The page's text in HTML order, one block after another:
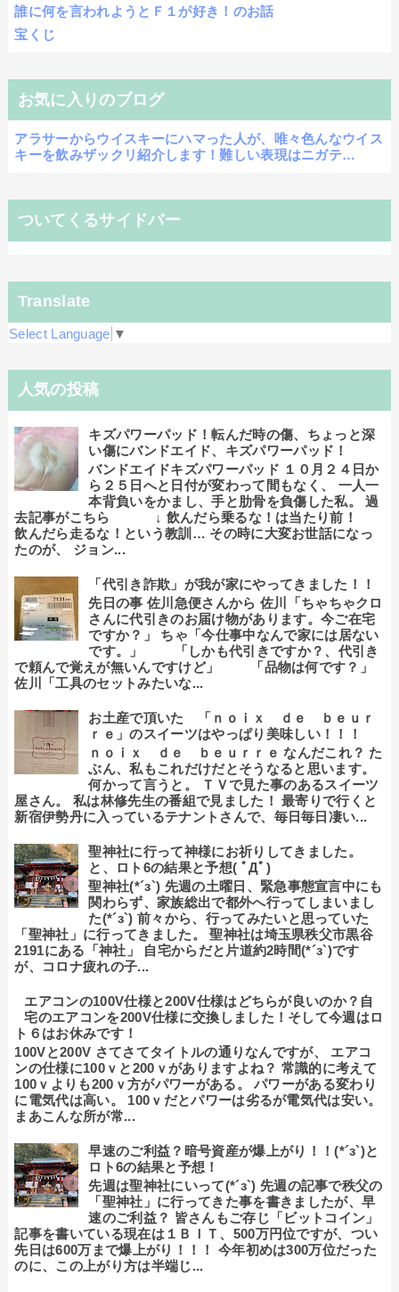
誰に何を言われようとＦ１が好き！のお話
宝くじ
お気に入りのブログ
アラサーからウイスキーにハマった人が、唯々色んなウイス
キーを飲みザックリ紹介します！難しい表現はニガテ…
ついてくるサイドバー
Translate
Select Language ▼
人気の投稿
キズパワーパッド！転んだ時の傷、ちょっと深
い傷にバンドエイド、キズパワーパッド！
バンドエイドキズパワーパッド １０月２４日か
ら２５日へと日付が変わって間もなく、 一人一
本背負いをかまし、手と肋骨を負傷した私。 過
去記事がこちら ↓ 飲んだら乗るな！は当たり前！
飲んだら走るな！という教訓… その時に大変お世話になっ
たのが、 ジョン...
「代引き詐欺」が我が家にやってきました！！
先日の事 佐川急便さんから 佐川「ちゃちゃクロ
さんに代引きのお届け物があります。今ご在宅
ですか？」 ちゃ「今仕事中なんで家には居ない
です。」 「しかも代引きですか？、代引き
で頼んで覚えが無いんですけど」 「品物は何です？」
佐川「工具のセットみたいな...
お土産で頂いた 「ｎｏｉｘ ｄｅ ｂｅｕｒ
ｒｅ」のスイーツはやっぱり美味しい！！！
ｎｏｉｘ ｄｅ ｂｅｕｒｒｅ なんだこれ？ た
ぶん、私もこれだけだとそうなると思います。
何かって言うと。 ＴＶで見た事のあるスイーツ
屋さん。 私は林修先生の番組で見ました！ 最寄りで行くと
新宿伊勢丹に入っているテナントさんで、毎日毎日凄い...
聖神社に行って神様にお祈りしてきました。
と、ロト6の結果と予想( ﾟДﾟ)
聖神社(*´з`) 先週の土曜日、緊急事態宣言中にも
関わらず、家族総出で都外へ行ってしまいまし
た(*´з`) 前々から、行ってみたいと思っていた
「聖神社」に行ってきました。 聖神社は埼玉県秩父市黒谷
2191にある「神社」 自宅からだと片道約2時間(*´з`)です
が、コロナ疲れの子...
エアコンの100V仕様と200V仕様はどちらが良いのか？自
宅のエアコンを200V仕様に交換しました！そして今週はロ
ト６はお休みです！
100Vと200V さてさてタイトルの通りなんですが、 エアコ
ンの仕様に100ｖと200ｖがありますよね？ 常識的に考えて
100ｖよりも200ｖ方がパワーがある。 パワーがある変わり
に電気代は高い。 100ｖだとパワーは劣るが電気代は安い。
まあこんな所が常...
早速のご利益？暗号資産が爆上がり！！(*´з`)と
ロト6の結果と予想！
先週は聖神社にいって(*´з`) 先週の記事で秩父の
「聖神社」に行ってきた事を書きましたが、早
速のご利益？ 皆さんもご存じ「ビットコイン」
記事を書いている現在は１ＢＩＴ、500万円位ですが、つい
先日は600万まで爆上がり！！！ 今年初めは300万位だった
のに、この上がり方は半端じ...